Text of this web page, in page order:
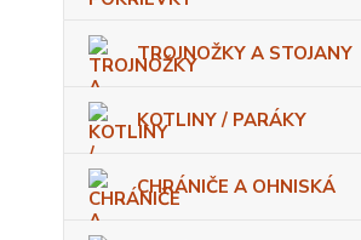
TROJNOŽKY A STOJANY
KOTLINY / PARÁKY
CHRÁNIČE A OHNISKÁ